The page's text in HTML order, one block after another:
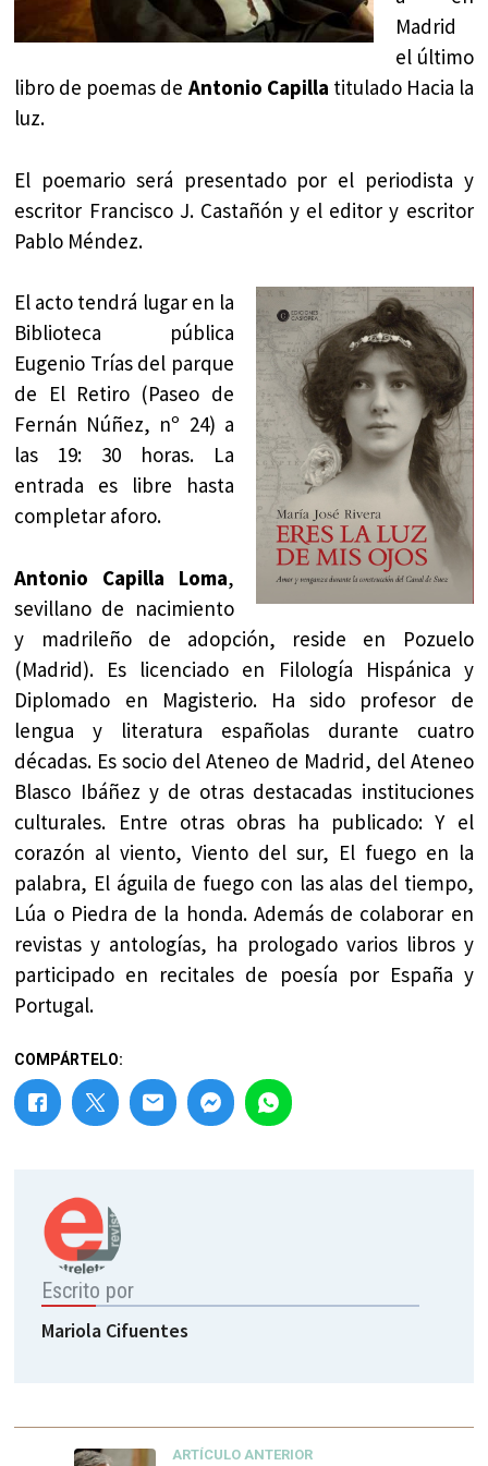
Madrid
el último
libro de poemas de Antonio Capilla titulado Hacia la
luz.
El poemario será presentado por el periodista y
escritor Francisco J. Castañón y el editor y escritor
Pablo Méndez.
El acto tendrá lugar en la
Biblioteca pública
Eugenio Trías del parque
de El Retiro (Paseo de
Fernán Núñez, nº 24) a
las 19: 30 horas. La
entrada es libre hasta
completar aforo.
Antonio Capilla Loma,
sevillano de nacimiento
y madrileño de adopción, reside en Pozuelo
(Madrid). Es licenciado en Filología Hispánica y
Diplomado en Magisterio. Ha sido profesor de
lengua y literatura españolas durante cuatro
décadas. Es socio del Ateneo de Madrid, del Ateneo
Blasco Ibáñez y de otras destacadas instituciones
culturales. Entre otras obras ha publicado: Y el
corazón al viento, Viento del sur, El fuego en la
palabra, El águila de fuego con las alas del tiempo,
Lúa o Piedra de la honda. Además de colaborar en
revistas y antologías, ha prologado varios libros y
participado en recitales de poesía por España y
Portugal.
COMPÁRTELO:
Escrito por
Mariola Cifuentes
ARTÍCULO ANTERIOR